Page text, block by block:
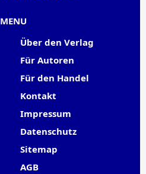
MENU
Über den Verlag
Für Autoren
Für den Handel
Kontakt
Impressum
Datenschutz
Sitemap
AGB